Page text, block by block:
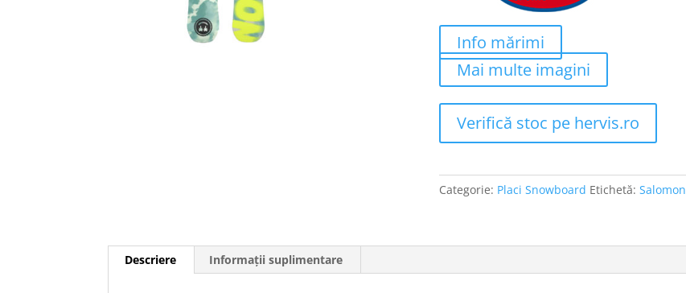
Info mărimi
Mai multe imagini
Verifică stoc pe hervis.ro
Categorie: Placi Snowboard Etichetă:Salomon
Descriere Informații suplimentare